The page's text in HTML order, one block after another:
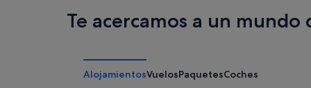
Te acercamos a un mundo
AlojamientosVuelosPaquetesCoches